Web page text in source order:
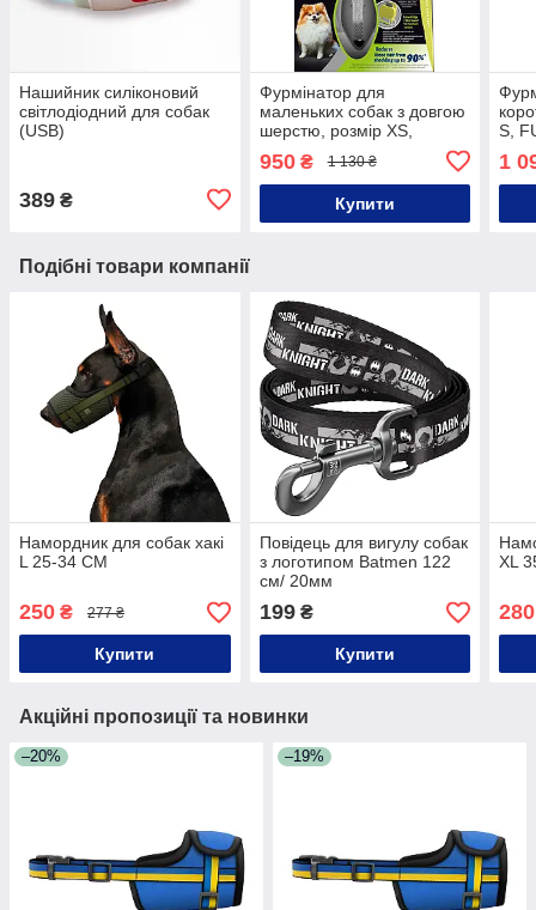
Нашийник силіконовий
світлодіодний для собак
(USB)
389 ₴
Фурмінатор для
маленьких собак з довгою
шерстю, розмір XS,
950₴ 1 130 ₴
Купити
S,
1
Подібні товари компанії
Намордник для собак хакі
L 25-34 СМ
250 ₴ 277 ₴
Купити
Повідець для вигулу собак
з логотипом Batmen 122
см/ 20мм
199₴
Купити
XL
280
Акційні пропозиції та новинки
–20% –19%